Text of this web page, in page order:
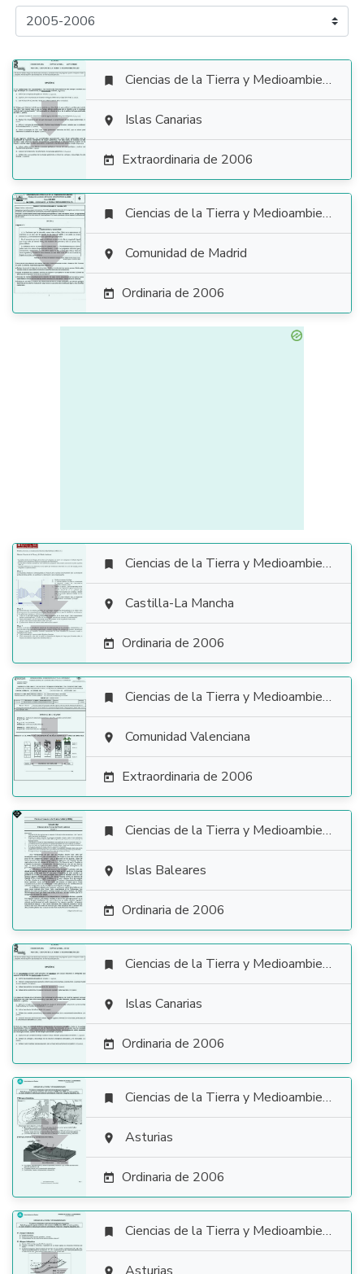

 Ciencias de la Tierra y Medioambientales
 Islas Canarias
 Extraordinaria de 2006

 Ciencias de la Tierra y Medioambientales
 Comunidad de Madrid
 Ordinaria de 2006

 Ciencias de la Tierra y Medioambientales
 Castilla-La Mancha
 Ordinaria de 2006

 Ciencias de la Tierra y Medioambientales
 Comunidad Valenciana
 Extraordinaria de 2006

 Ciencias de la Tierra y Medioambientales
 Islas Baleares
 Ordinaria de 2006

 Ciencias de la Tierra y Medioambientales
 Islas Canarias
 Ordinaria de 2006

 Ciencias de la Tierra y Medioambientales
 Asturias
 Ordinaria de 2006
 Ciencias de la Tierra y Medioambientales